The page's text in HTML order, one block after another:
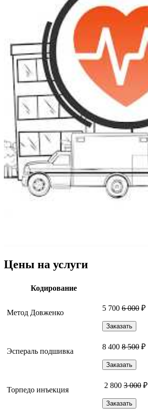
Цены на услуги
Кодирование
Метод Довженко
5 700 6 000 ₽
Заказать
Эспераль подшивка
8 400 8 500 ₽
Заказать
Торпедо инъекция
2 800 3 000 ₽
Заказать